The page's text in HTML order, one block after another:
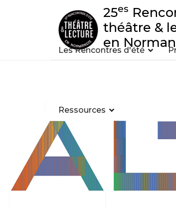
25es
théâtre &
en
Les Rencontres d'été
Ressources